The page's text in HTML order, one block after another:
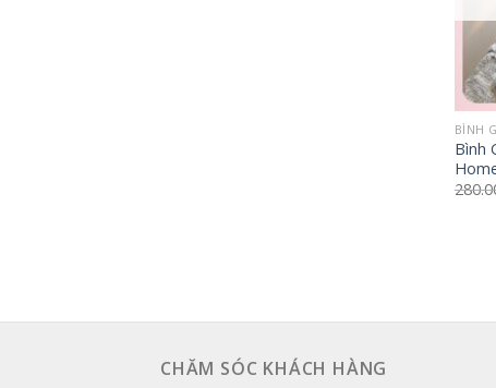
+
BÌNH
Bình
CHĂM SÓC KHÁCH HÀNG